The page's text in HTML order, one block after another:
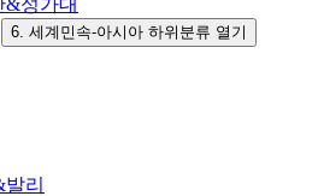
성가대
6. 세계민속-아시아 하위분류 열기
리